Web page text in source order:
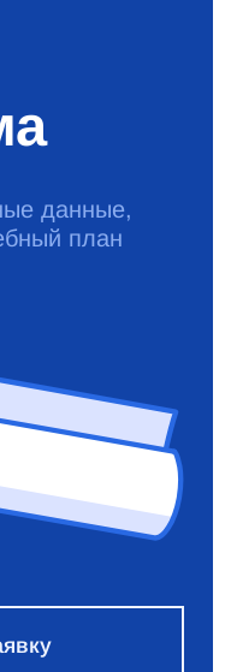
данные,
план